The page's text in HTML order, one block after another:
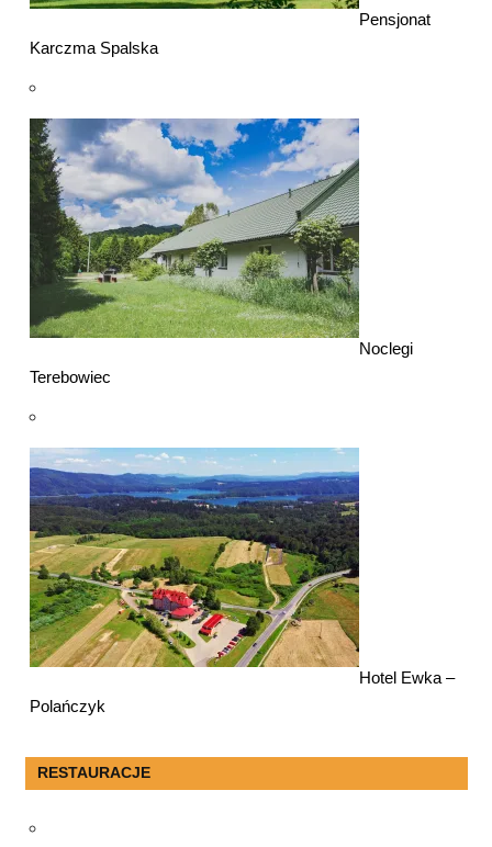
Pensjonat
Karczma Spalska
Noclegi
Terebowiec
Hotel Ewka –
Polańczyk
RESTAURACJE